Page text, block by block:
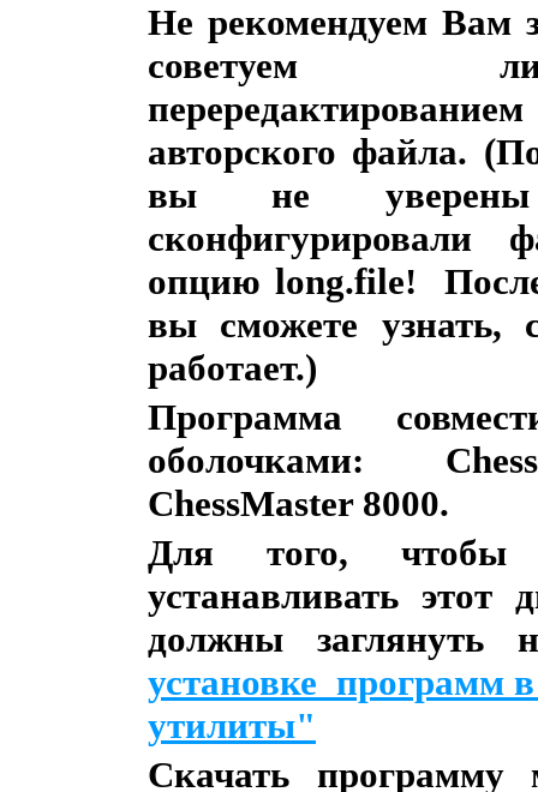
Не рекомендуем Вам
советуем
авторского файла.
вы не
сконфигурировали
опцию long.file!
вы сможете узнать,
работает.)
Программа
оболочками:
ChessMaster 8000.
Для того, чтобы
устанавливать
должны заглянуть
установке программ
утилиты"
Скачать